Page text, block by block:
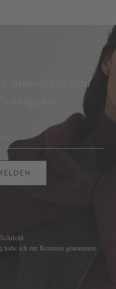
anmelden und
habe ich zur Kenntnis genommen.